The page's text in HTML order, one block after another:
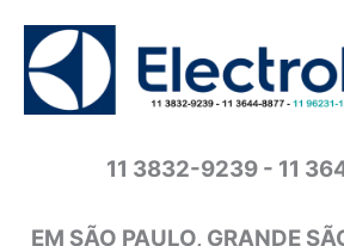
conteúdo
11 3832-9239 - 11
EM SÃO PAULO, GRANDE